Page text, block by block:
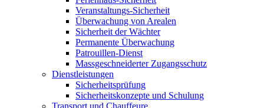
Veranstaltungs-Sicherheit
Überwachung von Arealen
Sicherheit der Wächter
Permanente Überwachung
Patrouillen-Dienst
Massgeschneiderter Zugangsschutz
Dienstleistungen
Sicherheitsprüfung
Sicherheitskonzepte und Schulung
Transport und Chauffeure